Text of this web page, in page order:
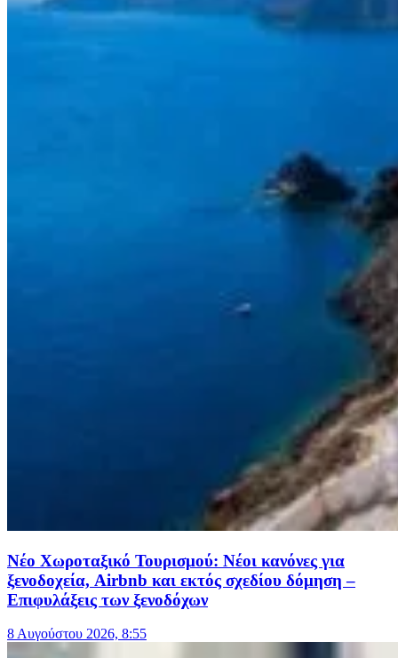
Νέο Χωροταξικό Τουρισμού: Νέοι κανόνες για
ξενοδοχεία, Airbnb και εκτός σχεδίου δόμηση –
Επιφυλάξεις των ξενοδόχων
8 Αυγούστου 2026, 8:55